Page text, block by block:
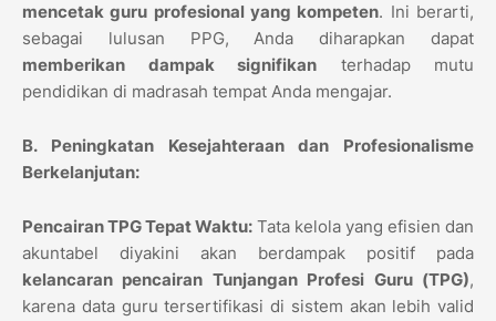
mencetak guru profesional yang kompeten. Ini berarti,
sebagai lulusan PPG, Anda diharapkan dapat
memberikan dampak signifikan terhadap mutu
pendidikan di madrasah tempat Anda mengajar.
B. Peningkatan Kesejahteraan dan Profesionalisme
Berkelanjutan:
Pencairan TPG Tepat Waktu: Tata kelola yang efisien dan
akuntabel diyakini akan berdampak positif pada
kelancaran pencairan Tunjangan Profesi Guru (TPG),
karena data guru tersertifikasi di sistem akan lebih valid